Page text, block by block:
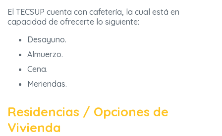
El TECSUP cuenta con cafetería, la cual está en
capacidad de ofrecerte lo siguiente:
Desayuno.
Almuerzo.
Cena.
Meriendas.
Residencias / Opciones de
Vivienda